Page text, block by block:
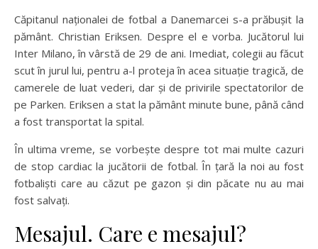
Căpitanul naționalei de fotbal a Danemarcei s-a prăbușit la
pământ. Christian Eriksen. Despre el e vorba. Jucătorul lui
Inter Milano, în vârstă de 29 de ani. Imediat, colegii au făcut
scut în jurul lui, pentru a-l proteja în acea situație tragică, de
camerele de luat vederi, dar și de privirile spectatorilor de
pe Parken. Eriksen a stat la pământ minute bune, până când
a fost transportat la spital.
În ultima vreme, se vorbește despre tot mai multe cazuri
de stop cardiac la jucătorii de fotbal. În țară la noi au fost
fotbaliști care au căzut pe gazon și din păcate nu au mai
fost salvați.
Mesajul. Care e mesajul?